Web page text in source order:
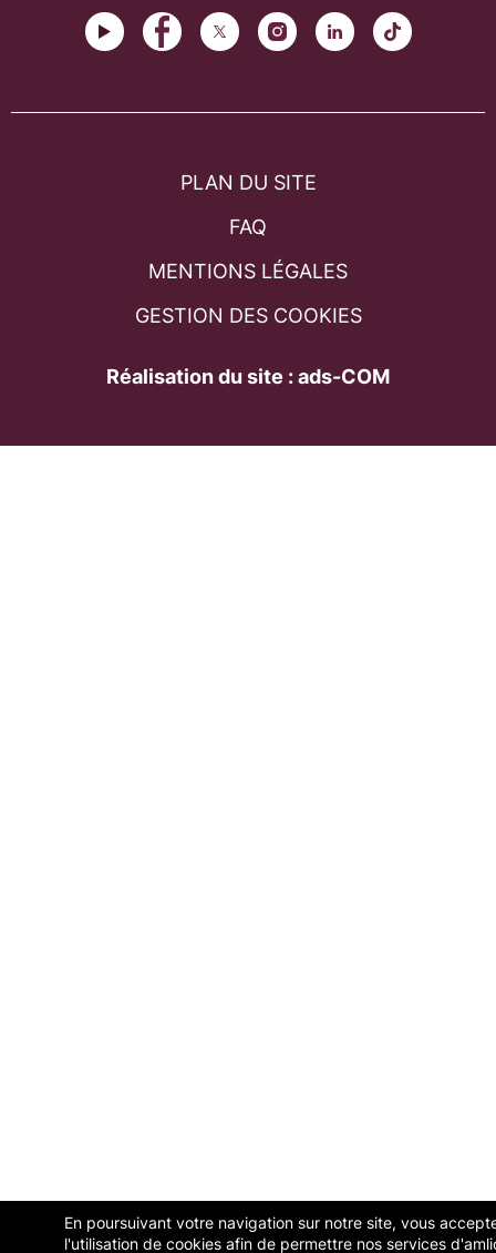
En poursuivant votre navigation sur notre site, vous
l'utilisation de cookies afin de permettre nos services
PLAN DU SITE
FAQ
MENTIONS LÉGALES
GESTION DES COOKIES
Réalisation du site : ads-COM